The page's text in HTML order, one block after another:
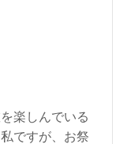
楽しんでいる
ですが、お祭